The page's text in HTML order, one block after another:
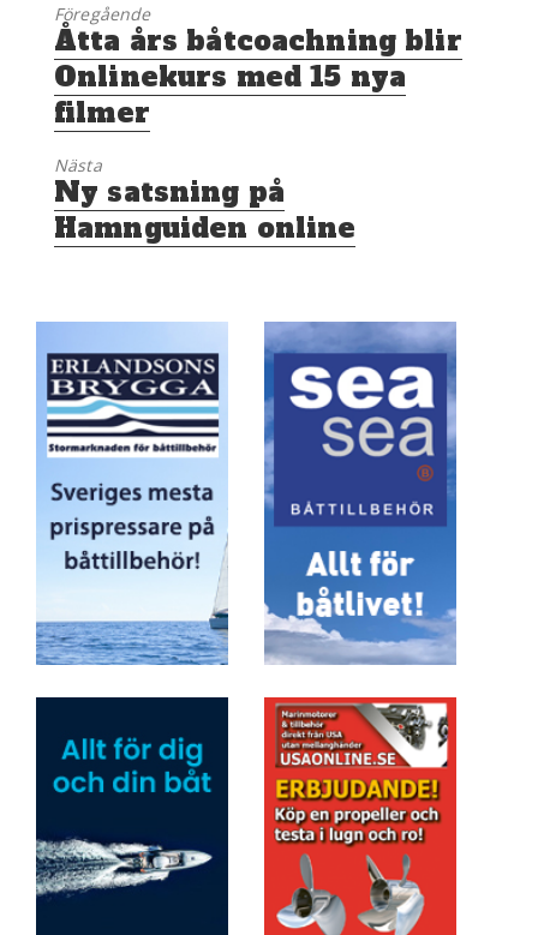
Föregående
Föregående
inlägg:
Åtta års båtcoachning blir
Onlinekurs med 15 nya
filmer
Nästa
Nästa
inlägg:
Ny satsning på
Hamnguiden online